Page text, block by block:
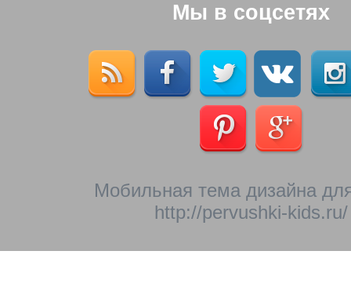
Мы в соцсетях
Мобильная тема дизайна
http://pervushki-kids.ru/